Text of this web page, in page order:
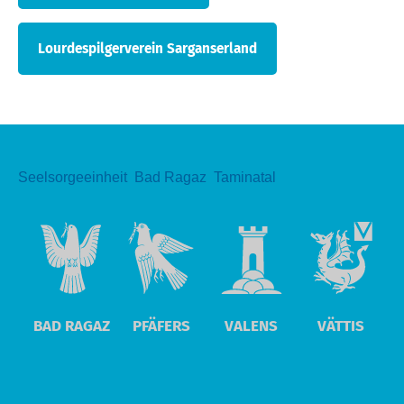
Lourdespilgerverein Sarganserland
Seelsorgeeinheit Bad Ragaz Taminatal
BAD RAGAZ PFÄFERS VALENS VÄTTIS